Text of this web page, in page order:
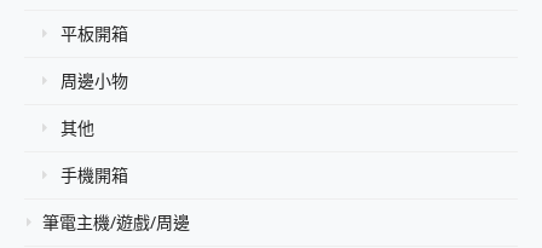
平板開箱
周邊小物
其他
手機開箱
筆電主機/遊戲/周邊